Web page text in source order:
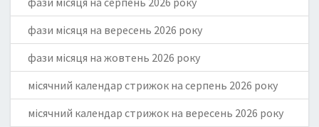
фази місяця на вересень 2026 року
фази місяця на жовтень 2026 року
місячний календар стрижок на серпень 2026 року
місячний календар стрижок на вересень 2026 року